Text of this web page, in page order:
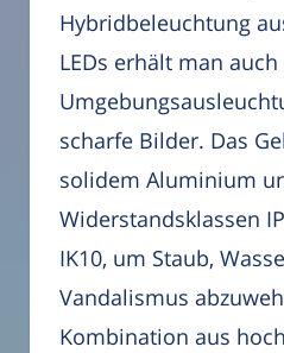
Hybridbeleuchtung
LEDs erhält man
scharfe Bilder. Das
solidem Aluminium
Widerstandsklassen
IK10, um Staub,
Vandalismus
Kombination aus